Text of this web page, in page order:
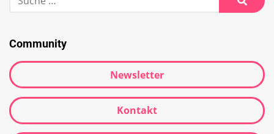
Community
Newsletter
Kontakt